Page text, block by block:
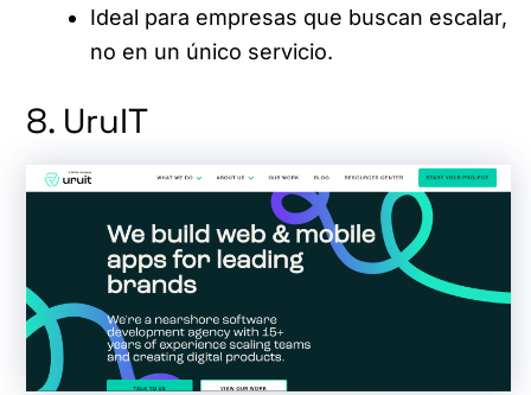
Ideal para empresas que buscan escalar,
no en un único servicio.
8. UruIT